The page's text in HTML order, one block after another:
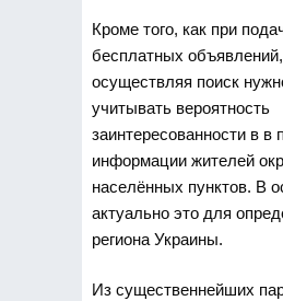
Кроме того, как при
бесплатных
осуществляя поиск
учитывать вероятность
заинтересованности в в
информации жителей
населённых пунктов. В
актуально это для
региона Украины.
Из существеннейших